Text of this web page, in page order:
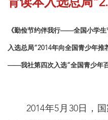
育读本入选总局
《勤俭节约伴我行——全国小学生
入选总局“2014年向全国青少年推
——我社第四次入选“全国青少年
2014年5月30日，国